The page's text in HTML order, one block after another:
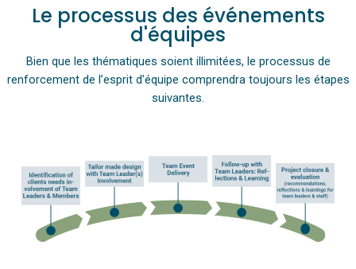
Le processus des événements
d'équipes
Bien que les thématiques soient illimitées, le processus de
renforcement de l’esprit d’équipe comprendra toujours les étapes
suivantes.